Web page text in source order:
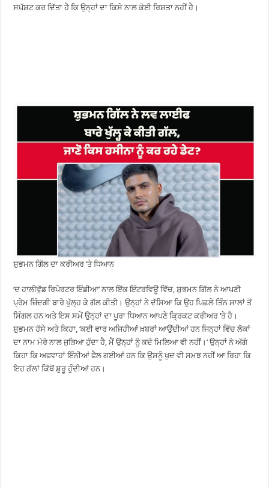
ਸਪੱਸ਼ਟ ਕਰ ਦਿੱਤਾ ਹੈ ਕਿ ਉਨ੍ਹਾਂ ਦਾ ਕਿਸੇ ਨਾਲ ਕੋਈ ਰਿਸ਼ਤਾ ਨਹੀਂ ਹੈ।
ਸ਼ੁਭਮਨ ਗਿੱਲ ਦਾ ਕਰੀਅਰ ‘ਤੇ ਧਿਆਨ
‘ਦ ਹਾਲੀਵੁੱਡ ਰਿਪੋਰਟਰ ਇੰਡੀਆ’ ਨਾਲ ਇੱਕ ਇੰਟਰਵਿਊ ਵਿੱਚ, ਸ਼ੁਭਮਨ ਗਿੱਲ ਨੇ ਆਪਣੀ
ਪ੍ਰੇਮ ਜ਼ਿੰਦਗੀ ਬਾਰੇ ਖੁੱਲ੍ਹ ਕੇ ਗੱਲ ਕੀਤੀ। ਉਨ੍ਹਾਂ ਨੇ ਦੱਸਿਆ ਕਿ ਉਹ ਪਿਛਲੇ ਤਿੰਨ ਸਾਲਾਂ ਤੋਂ
ਸਿੰਗਲ ਹਨ ਅਤੇ ਇਸ ਸਮੇਂ ਉਨ੍ਹਾਂ ਦਾ ਪੂਰਾ ਧਿਆਨ ਆਪਣੇ ਕ੍ਰਿਕਟ ਕਰੀਅਰ ‘ਤੇ ਹੈ।
ਸ਼ੁਭਮਨ ਹੱਸੇ ਅਤੇ ਕਿਹਾ, ‘ਕਈ ਵਾਰ ਅਜਿਹੀਆਂ ਖ਼ਬਰਾਂ ਆਉਂਦੀਆਂ ਹਨ ਜਿਨ੍ਹਾਂ ਵਿੱਚ ਲੋਕਾਂ
ਦਾ ਨਾਮ ਮੇਰੇ ਨਾਲ ਜੁੜਿਆ ਹੁੰਦਾ ਹੈ, ਮੈਂ ਉਨ੍ਹਾਂ ਨੂੰ ਕਦੇ ਮਿਲਿਆ ਵੀ ਨਹੀਂ।’ ਉਨ੍ਹਾਂ ਨੇ ਅੱਗੇ
ਕਿਹਾ ਕਿ ਅਫਵਾਹਾਂ ਇੰਨੀਆਂ ਫੈਲ ਗਈਆਂ ਹਨ ਕਿ ਉਸਨੂੰ ਖੁਦ ਵੀ ਸਮਝ ਨਹੀਂ ਆ ਰਿਹਾ ਕਿ
ਇਹ ਗੱਲਾਂ ਕਿੱਥੋਂ ਸ਼ੁਰੂ ਹੁੰਦੀਆਂ ਹਨ।